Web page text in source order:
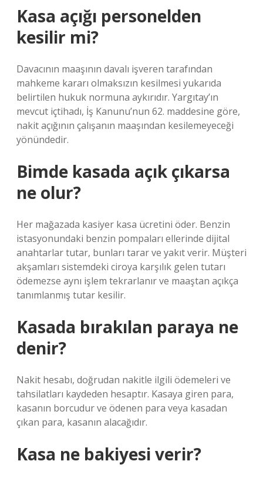
Kasa açığı personelden
kesilir mi?
Davacının maaşının davalı işveren tarafından
mahkeme kararı olmaksızın kesilmesi yukarıda
belirtilen hukuk normuna aykırıdır. Yargıtay’ın
mevcut içtihadı, İş Kanunu’nun 62. maddesine göre,
nakit açığının çalışanın maaşından kesilemeyeceği
yönündedir.
Bimde kasada açık çıkarsa
ne olur?
Her mağazada kasiyer kasa ücretini öder. Benzin
istasyonundaki benzin pompaları ellerinde dijital
anahtarlar tutar, bunları tarar ve yakıt verir. Müşteri
akşamları sistemdeki ciroya karşılık gelen tutarı
ödemezse aynı işlem tekrarlanır ve maaştan açıkça
tanımlanmış tutar kesilir.
Kasada bırakılan paraya ne
denir?
Nakit hesabı, doğrudan nakitle ilgili ödemeleri ve
tahsilatları kaydeden hesaptır. Kasaya giren para,
kasanın borcudur ve ödenen para veya kasadan
çıkan para, kasanın alacağıdır.
Kasa ne bakiyesi verir?